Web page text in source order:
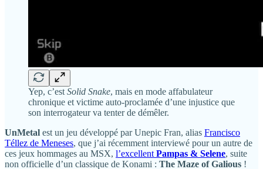
Yep, c’est Solid Snake, mais en mode affabulateur
chronique et victime auto-proclamée d’une injustice que
son interrogateur va tenter de démêler.
UnMetal est un jeu développé par Unepic Fran, alias Francisco
Téllez de Meneses, que j’ai récemment interviewé pour un autre de
ces jeux hommages au MSX, l’excellent Pampas & Selene, suite
non officielle d’un classique de Konami : The Maze of Galious !